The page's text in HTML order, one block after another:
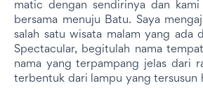
matic dengan sendirinya dan
bersama menuju Batu. Saya
salah satu wisata malam yang ada
Spectacular, begitulah nama
nama yang terpampang jelas dari
terbentuk dari lampu yang tersusun